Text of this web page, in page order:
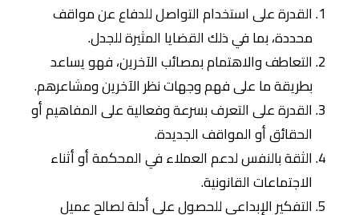
القدرة على استخدام التواصل للدفاع عن مواقف
محددة، بما في ذلك القضايا المثيرة للجدل.
التعاطف والاهتمام بمصائب الآخرين، فهو يساعد
بطريقة ما على فهم وجهات نظر الآخرين ومشاعرهم.
القدرة على التعرف بسرعة وفعالية على المفاهيم أو
الحقائق أو المواقف الجديدة.
الثقة بالنفس لدعم العملاء في المحكمة أو أثناء
الاجتماعات القانونية.
التفكير الإبداعي للحصول على أدلة لصالح عميل